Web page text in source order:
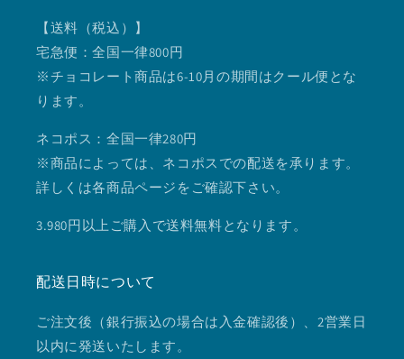
【送料（税込）】
宅急便：全国一律800円
※チョコレート商品は6-10月の期間はクール便とな
ります。
ネコポス：全国一律280円
※商品によっては、ネコポスでの配送を承ります。
詳しくは各商品ページをご確認下さい。
3.980円以上ご購入で送料無料となります。
配送日時について
ご注文後（銀行振込の場合は入金確認後）、2営業日
以内に発送いたします。